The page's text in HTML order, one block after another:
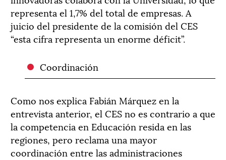
representa el 1,7% del total de empresas. A
juicio del presidente de la comisión del CES
“esta cifra representa un enorme déficit”.
Coordinación
Como nos explica Fabián Márquez en la
entrevista anterior, el CES no es contrario a que
la competencia en Educación resida en las
regiones, pero reclama una mayor
coordinación entre las administraciones